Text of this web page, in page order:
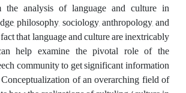
the analysis of language and culture in
philosophy, sociology, anthropology, and
that language and culture are inextricably
help examine the pivotal role of the
community to get significant information
of an overarching field of